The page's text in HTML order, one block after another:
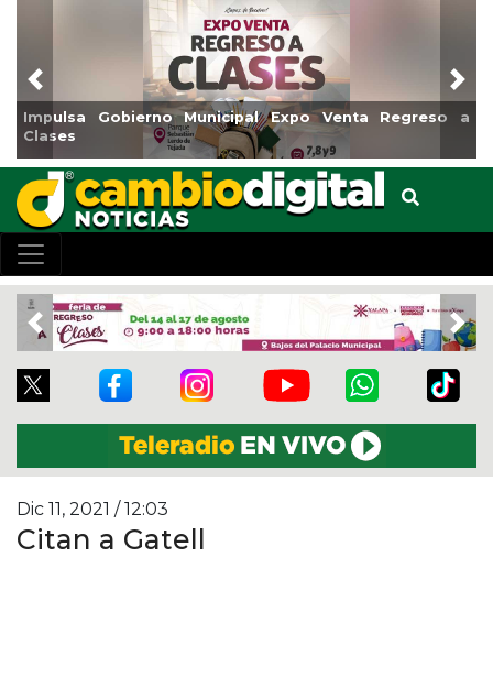
Impulsa Gobierno Municipal Expo Venta Regreso a
Clases
Previous
Previous
Dic 11, 2021 / 12:03
Citan a Gatell